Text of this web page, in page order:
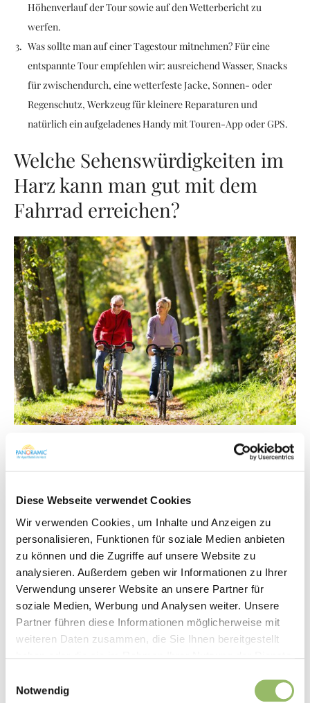
Diese Webseite verwendet Cookies
Wir verwenden Cookies, um Inhalte und Anzeigen zu
personalisieren, Funktionen für soziale Medien anbieten
zu können und die Zugriffe auf unsere Website zu
analysieren. Außerdem geben wir Informationen zu Ihrer
Verwendung unserer Website an unsere Partner für
soziale Medien, Werbung und Analysen weiter. Unsere
Partner führen diese Informationen möglicherweise mit
weiteren Daten zusammen, die Sie Ihnen bereitgestellt
Notwendig
Höhenverlauf der Tour sowie auf den Wetterbericht zu
werfen.
Was sollte man auf einer Tagestour mitnehmen? Für eine
entspannte Tour empfehlen wir: ausreichend Wasser, Snacks
für zwischendurch, eine wetterfeste Jacke, Sonnen- oder
Regenschutz, Werkzeug für kleinere Reparaturen und
natürlich ein aufgeladenes Handy mit Touren-App oder GPS.
Welche Sehenswürdigkeiten im
Harz kann man gut mit dem
Fahrrad erreichen?
Im Harz gibt es viele beeindruckende Sehenswürdigkeiten, die
sich per Fahrrad gut erreichen lassen – sei es über gut ausgebaute
Radwege, Forststraßen oder wenig befahrene Landstraßen. Hier
Kloster Walkenried
Ein eindrucksvolles ehemaliges Zisterzienserkloster mit Museum.
Es ist vom Südharz (z. B. Bad Lauterberg oder Bad Sachsa) aus gut
mit dem Rad zu erreichen. Die Strecke ist angenehm zu fahren
und hat nur wenige Steigungen.
Weltkulturerbe Oberharzer